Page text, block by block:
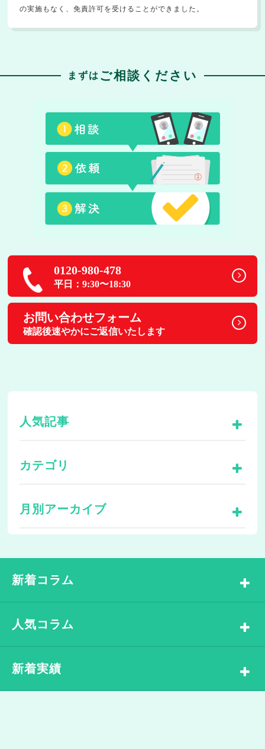
の実施もなく、免責許可を受けることができました。
まずは ご相談ください
0120-980-478
平日：9:30〜18:30
お問い合わせフォーム
確認後速やかにご返信いたします
人気記事
カテゴリ
月別アーカイブ
新着コラム
人気コラム
新着実績